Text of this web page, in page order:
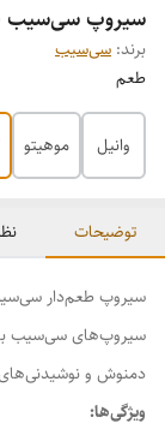
سیروپ سی‌سیب 250 سی‌سی
برند: سی‌سیب
طعم
وانیل موهیتو
توضیحات
سیروپ طعم‌دار سی‌سیب 250
سیروپ‌های سی‌سیب با
دمنوش و نوشیدنی‌های شما
ویژگی‌ها: